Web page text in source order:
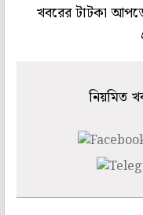
খবরের টাটকা
নিয়মিত